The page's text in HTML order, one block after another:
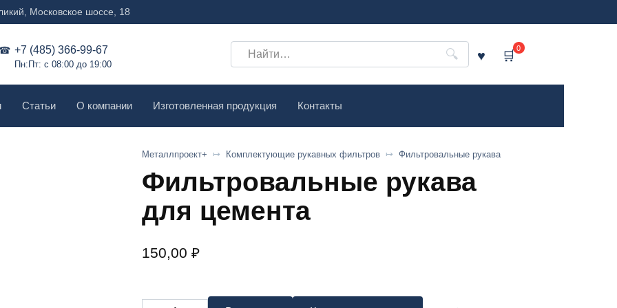
Московское шоссе, 18
+7 (485) 366-99-67
Пн:Пт: с 08:00 до 19:00
Search
for:
0
Статьи О компании Изготовленная продукция Контакты
Металлпроект+ Комплектующие рукавных фильтров Фильтровальные рукава
Фильтровальные рукава
для цемента
150,00 ₽